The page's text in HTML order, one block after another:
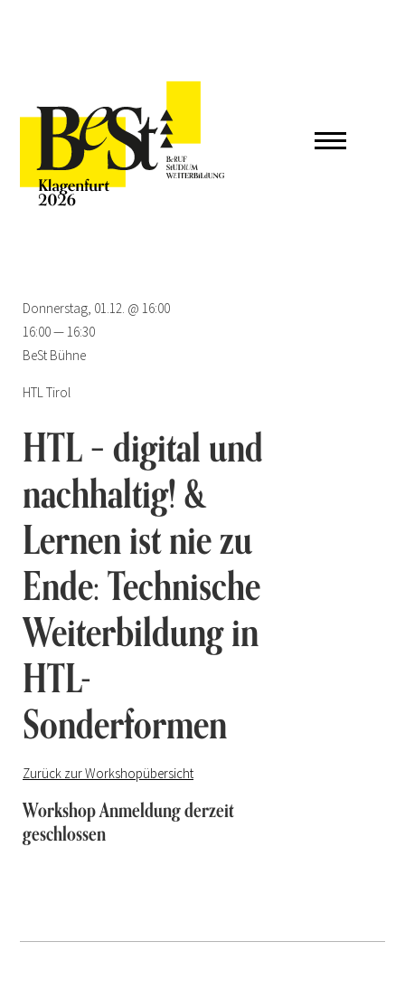
HTL – digital und
nachhaltig! &
Lernen ist nie zu
Ende: Technische
Weiterbildung in
HTL-
Sonderformen
Zurück zur Workshopübersicht
Workshop Anmeldung derzeit
geschlossen
Donnerstag, 01.12. @ 16:00
16:00 — 16:30
BeSt Bühne
HTL Tirol